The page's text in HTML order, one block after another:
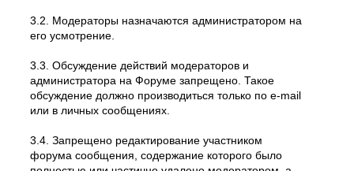
3.2. Модераторы назначаются администратором на
его усмотрение.
3.3. Обсуждение действий модераторов и
администратора на Форуме запрещено. Такое
обсуждение должно производиться только по e-mail
или в личных сообщениях.
3.4. Запрещено редактирование участником
форума сообщения, содержание которого было